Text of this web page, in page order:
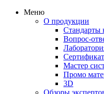
Меню
О продукции
Стандарты
Вопрос-
Мастер
Промо
3D
Обзоры